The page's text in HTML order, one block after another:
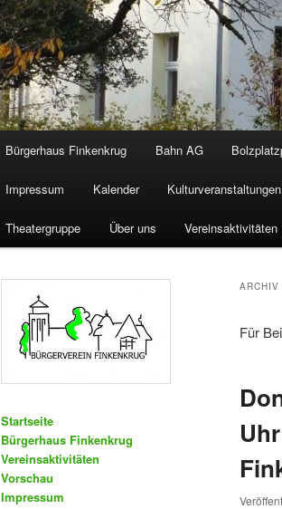
Bürgerhaus Finkenkrug Bahn AG
Impressum Kalender Kulturveranstaltungen
Theatergruppe Über uns Vereinsaktivitäten
ARCHIV
Für
Startseite
Bürgerhaus Finkenkrug
Vereinsaktivitäten
Vorschau
Impressum